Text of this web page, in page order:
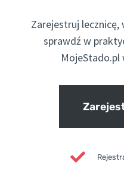
Zarejestruj
sprawdź w
MojeStado.pl